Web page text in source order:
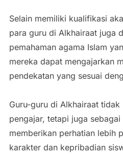
Selain memiliki kualifikasi
para guru di Alkhairaat juga
pemahaman agama Islam
mereka dapat mengajarkan
pendekatan yang sesuai
Guru-guru di Alkhairaat
pengajar, tetapi juga
memberikan perhatian lebih
karakter dan kepribadian